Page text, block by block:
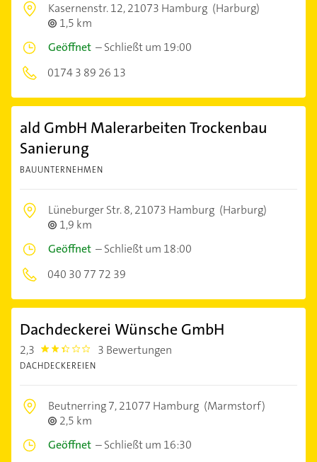
Kasernenstr. 12,21073 Hamburg (Harburg)
1,5 km
Geöffnet –Schließt um 19:00
0174 3 89 26 13
ald GmbH Malerarbeiten Trockenbau
Sanierung
BAUUNTERNEHMEN
Lüneburger Str. 8,21073 Hamburg (Harburg)
1,9 km
Geöffnet –Schließt um 18:00
040 30 77 72 39
Dachdeckerei Wünsche GmbH
2,3 2.3 3 Bewertungen
DACHDECKEREIEN
Beutnerring 7,21077 Hamburg (Marmstorf)
2,5 km
Geöffnet –Schließt um 16:30